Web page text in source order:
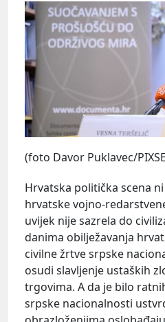
(foto Davor Puklavec/
Hrvatska politička scena
hrvatske vojno-
uvijek nije sazrela do
danima obilježavanja
civilne žrtve srpske
osudi slavljenje ustaških
trgovima. A da je bilo
srpske nacionalnosti